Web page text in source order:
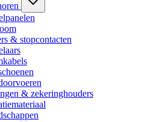
& stopcontacten
& zekeringhouders